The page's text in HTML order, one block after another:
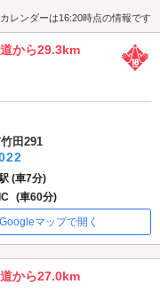
レンダーは16:20時点の情報です
から29.3km
田291
(車7分)
(車60分)
Googleマップで開く
から27.0km